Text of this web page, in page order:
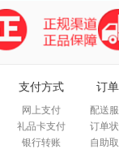
支付方式
网上支付
礼品卡支付
银行转账
订
配送
订单
自助